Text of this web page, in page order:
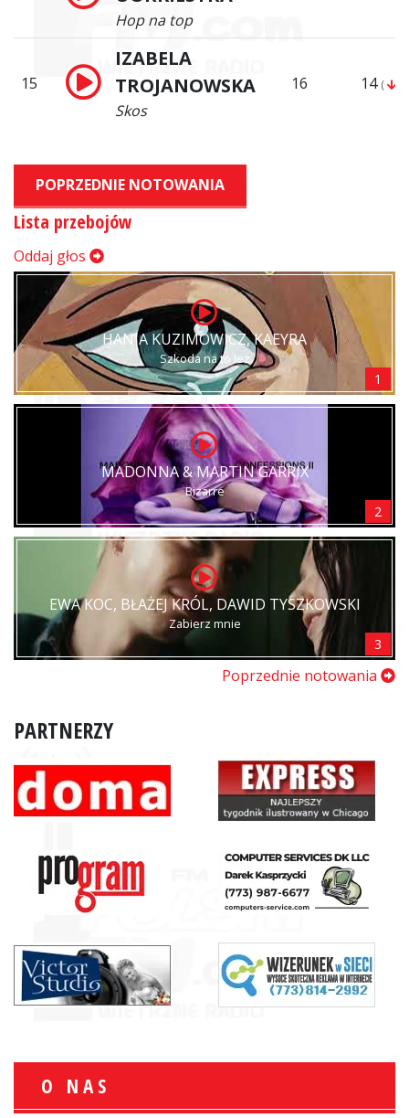
Hop na top
15
IZABELA
TROJANOWSKA
Skos
16 14 (
POPRZEDNIE NOTOWANIA
Lista przebojów
Oddaj głos
HANIA KUZIMOWICZ, KAEYRA
Szkoda na to łez
1
MADONNA & MARTIN GARRIX
Bizarre
2
EWA KOC, BŁAŻEJ KRÓL, DAWID TYSZKOWSKI
Zabierz mnie
3
Poprzednie notowania
PARTNERZY
O NAS